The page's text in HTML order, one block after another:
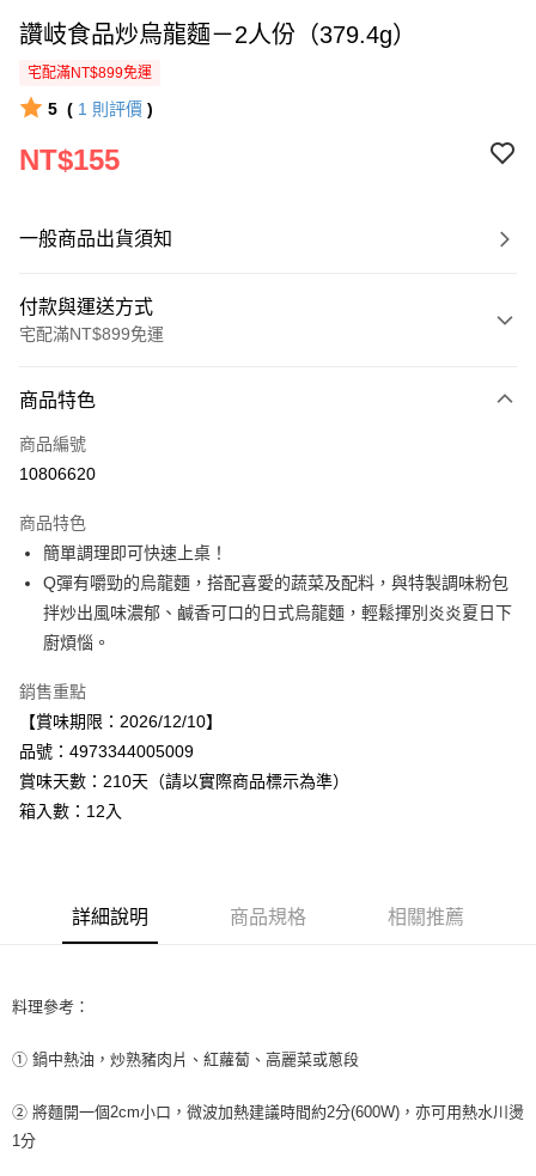
讚岐食品炒烏龍麵－2人份（379.4g）
宅配滿NT$899免運
5 ( 1 則評價 )
NT$155
一般商品出貨須知
付款與運送方式
宅配滿NT$899免運
信用卡一次付款
LINE Pay
街口支付
悠遊付
Google Pay
全盈+PAY
AFTEE先享後付
相關說明
【關於「AFTEE先享後付」】
AFTEE先享後付是「在收到商品之後才付款」的支付方式。 讓您購物簡單
便利好安心！
【「AFTEE先享後付」結帳流程】
２．訂單成立數日內，您將收到繳費通知簡訊。
３．收到繳費通知簡訊後14天內，點擊此簡訊中的連結，可透過四大超商／
※ 請注意：結帳手續完成當下不需立刻繳費，但若您需要取消訂單，請聯絡
後付繳納相關費用。
※ 交易是否成功請以「AFTEE先享後付 」之結帳頁面顯示為準，若有關於
是否繳費成功／繳費後需取消欲退款等相關疑問，請聯繫「AFTEE先享後付
運送方式
商品特色
商品編號
10806620
商品特色
簡單調理即可快速上桌！
Q彈有嚼勁的烏龍麵，搭配喜愛的蔬菜及配料，與特製調味粉包
拌炒出風味濃郁、鹹香可口的日式烏龍麵，輕鬆揮別炎炎夏日下
廚煩惱。
銷售重點
【賞味期限：2026/12/10】
品號：4973344005009
賞味天數：210天（請以實際商品標示為準）
箱入數：12入
詳細說明 商品規格 相關推薦
料理參考：
① 鍋中熱油，炒熟豬肉片、紅蘿蔔、高麗菜或蔥段
② 將麵開一個2cm小口，微波加熱建議時間約2分(600W)，亦可用熱水川燙
1分